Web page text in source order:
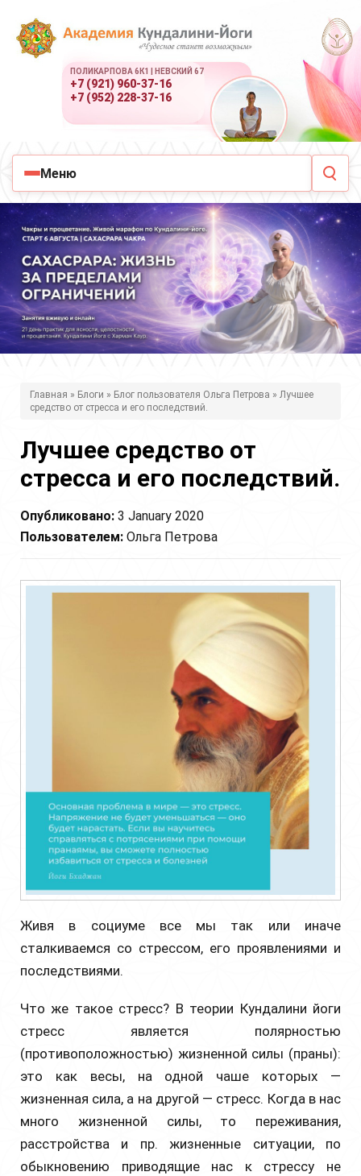
ПОЛИКАРПОВА 6К1 | НЕВСКИЙ 67
+7 (921) 960-37-16
+7 (952) 228-37-16
Меню
д
с
Главная » Блоги » Блог пользователя Ольга Петрова » Лучшее
средство от стресса и его последствий.
Лучшее средство от
стресса и его последствий.
Опубликовано: 3 January 2020
Пользователем: Ольга Петрова
Живя в социуме все мы так или иначе
сталкиваемся со стрессом, его проявлениями и
последствиями.
Что же такое стресс? В теории Кундалини йоги
стресс является полярностью
(противоположностью) жизненной силы (праны):
это как весы, на одной чаше которых —
жизненная сила, а на другой — стресс. Когда в нас
много жизненной силы, то переживания,
расстройства и пр. жизненные ситуации, по
обыкновению приводящие нас к стрессу не